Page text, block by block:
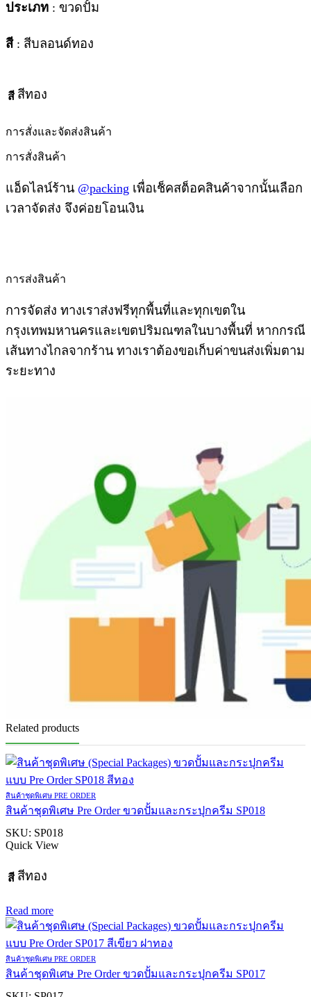
ประเภท : ขวดปั้ม
สี: สีบลอนด์ทอง
สี สีทอง
การสั่งและจัดส่งสินค้า
การสั่งสินค้า
แอ็ดไลน์ร้าน @packing เพื่อเช็คสต็อคสินค้าจากนั้นเลือก
เวลาจัดส่ง จึงค่อยโอนเงิน
การส่งสินค้า
การจัดส่ง ทางเราส่งฟรีทุกพื้นที่และทุกเขตใน
กรุงเทพมหานครและเขตปริมณฑลในบางพื้นที่ หากกรณี
เส้นทางไกลจากร้าน ทางเราต้องขอเก็บค่าขนส่งเพิ่มตาม
ระยะทาง
Related products
สินค้าชุดพิเศษ PRE ORDER
สินค้าชุดพิเศษ Pre Order ขวดปั้มและกระปุกครีม SP018
SKU: SP018
Quick View
สี สีทอง
Read more
สินค้าชุดพิเศษ PRE ORDER
สินค้าชุดพิเศษ Pre Order ขวดปั้มและกระปุกครีม SP017